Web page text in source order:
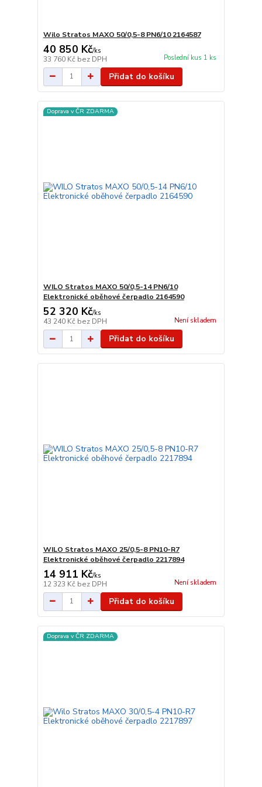
Wilo Stratos MAXO 50/0,5-8 PN6/10 2164587
40 850 Kč/ks
33 760 Kč bez DPH Poslední kus 1 ks
Přidat do košíku
Doprava v ČR ZDARMA
WILO Stratos MAXO 50/0,5-14 PN6/10
Elektronické oběhové čerpadlo 2164590
52 320 Kč/ks
43 240 Kč bez DPH Není skladem
Přidat do košíku
WILO Stratos MAXO 25/0,5-8 PN10-R7
Elektronické oběhové čerpadlo 2217894
14 911 Kč/ks
12 323 Kč bez DPH Není skladem
Přidat do košíku
Doprava v ČR ZDARMA